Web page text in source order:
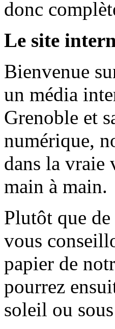
donc
Le site
Bienvenue
un média
Grenoble et
numérique,
dans la vraie
main à main.
Plutôt que
vous
papier de
pourrez
soleil ou